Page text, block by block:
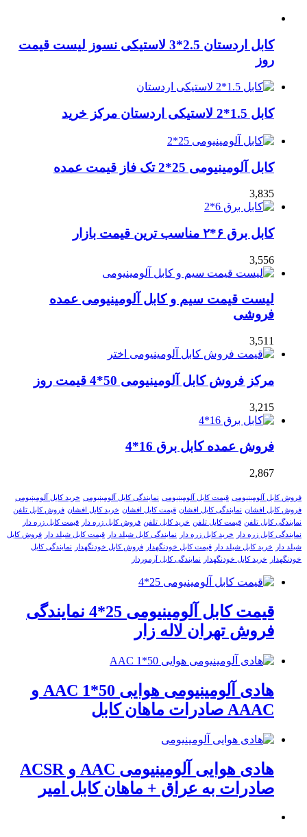
کابل اردستان 2.5*3 لاستیکی نسوز لیست قیمت
روز
کابل 1.5*2 لاستیکی اردستان مرکز خرید
کابل آلومینیومی 25*2 تک فاز قیمت عمده
3,835
کابل برق ۶*۲ مناسب ترین قیمت بازار
3,556
لیست قیمت سیم و کابل آلومینیومی عمده
فروشی
3,511
مرکز فروش کابل آلومینیومی 50*4 قیمت روز
3,215
فروش عمده کابل برق 16*4
2,867
فروش کابل آلومینیومی قیمت کابل آلومینیومی نمایندگی کابل آلومینیومی خرید کابل آلومینیومی
فروش کابل افشان نمایندگی کابل افشان قیمت کابل افشان خرید کابل افشان فروش کابل تلفن
نمایندگی کابل تلفن قیمت کابل تلفن خرید کابل تلفن فروش کابل زره دار
قیمت کابل زره دار
نمایندگی کابل زره دار
خرید کابل زره دار نمایندگی کابل شیلد دار قیمت کابل شیلد دار
فروش کابل
شیلد دار
خرید کابل شیلد دار قیمت کابل خودنگهدار فروش کابل خودنگهدار
نمایندگی کابل
خودنگهدار
خرید کابل خودنگهدار نمایندگی کابل آرموردار
قیمت کابل آلومینیومی 25*4 نمایندگی
فروش تهران لاله زار
هادی آلومینیومی هوایی 50*1 AAC و
AAAC صادرات ماهان کابل
هادی هوایی آلومینیومی AAC و ACSR
صادرات به عراق + ماهان کابل امیر